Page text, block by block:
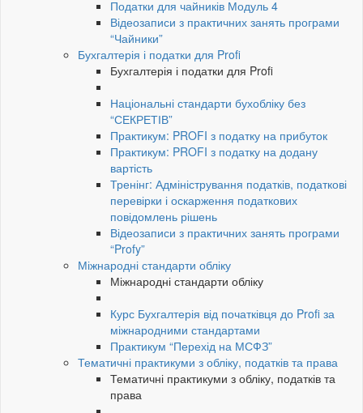
Податки для чайників Модуль 4
Відеозаписи з практичних занять програми
“Чайники”
Бухгалтерія і податки для Profi
Бухгалтерія і податки для Profi
Національні стандарти бухобліку без
“СЕКРЕТІВ”
Практикум: PROFI з податку на прибуток
Практикум: PROFI з податку на додану
вартість
Тренінг: Адміністрування податків, податкові
перевірки і оскарження податкових
повідомлень рішень
Відеозаписи з практичних занять програми
“Profy”
Міжнародні стандарти обліку
Міжнародні стандарти обліку
Курс Бухгалтерія від початківця до Profi за
міжнародними стандартами
Практикум “Перехід на МСФЗ”
Тематичні практикуми з обліку, податків та права
Тематичні практикуми з обліку, податків та
права